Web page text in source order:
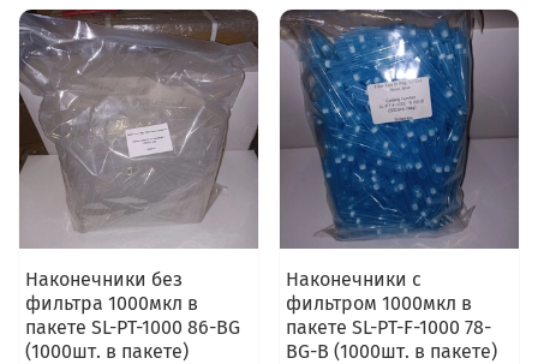
Наконечники без
фильтра 1000мкл в
пакете SL-PT-1000 86-BG
(1000шт. в пакете)
Наконечники с
фильтром 1000мкл в
пакете SL-PT-F-1000 78-
BG-B (1000шт. в пакете)